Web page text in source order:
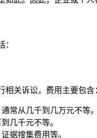
：
关诉讼，费用主要包含
常从几千到几万元不等。
几千元不等。
据搜集费用等。